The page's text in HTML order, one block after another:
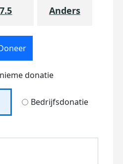
7.5 Anders
donatie
Bedrijfsdonatie